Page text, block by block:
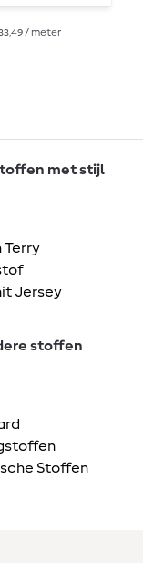
Print Kevers &
Rasters Paars
33,49 / meter
met stijl
Terry
Jersey
stoffen
Stoffen